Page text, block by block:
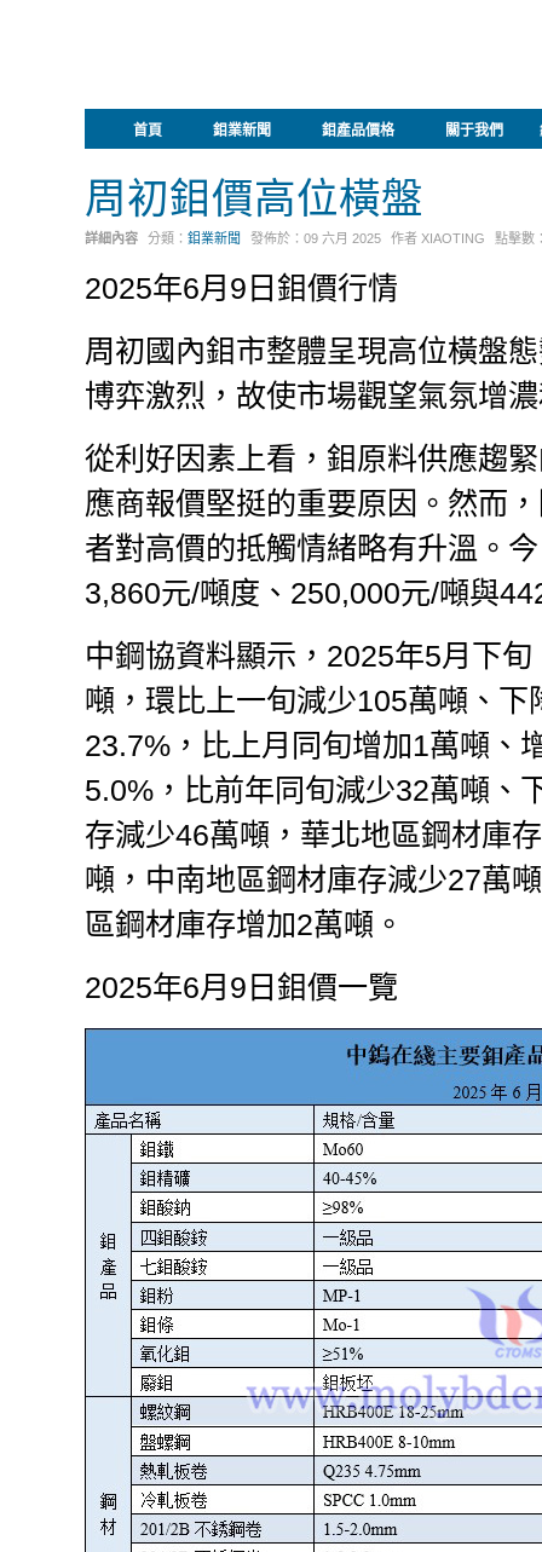
首頁 鉬業新聞 鉬產品價格 關于我們
周初鉬價高位橫盤
詳細內容 分類： 鉬業新聞 發佈於： 09 六月 2025 作者 XIAOTING 點擊數
2025年6月9日鉬價行情
周初國內鉬市整體呈現高位橫盤
博弈激烈，故使市場觀望氣氛增
從利好因素上看，鉬原料供應趨
應商報價堅挺的重要原因。然而
者對高價的抵觸情緒略有升溫。
3,860元/噸度、250,000元/噸與
中鋼協資料顯示，2025年5月下
噸，環比上一旬減少105萬噸、
23.7%，比上月同旬增加1萬噸、
5.0%，比前年同旬減少32萬噸、
存減少46萬噸，華北地區鋼材庫
噸，中南地區鋼材庫存減少27萬
區鋼材庫存增加2萬噸。
2025年6月9日鉬價一覽